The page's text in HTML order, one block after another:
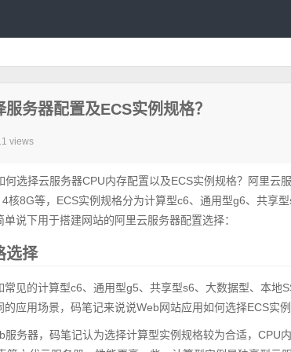
务器配置及ECS实例规格？
views
选择云服务器CPU内存配置以及ECS实例规格？阿里云
核8G等，ECS实例规格分为计算型c6、通用型g6、共享
说下用于搭建网站的阿里云服务器配置选择：
选择
见的计算型c6、通用型g5、共享型s6、大数据型、本地
应用场景，码笔记来说说Web网站应用如何选择ECS实例
务器，码笔记认为选择计算型实例规格较为合适，CPU